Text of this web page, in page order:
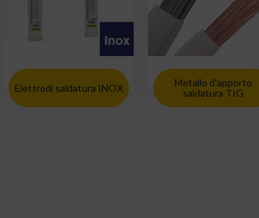
Elettrodi saldatura INOX
Metallo d'apporto
saldatura TIG